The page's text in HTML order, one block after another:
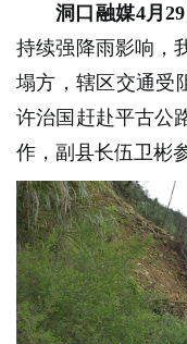
洞口融媒4月
持续强降雨影响，
塌方，辖区交通受
许治国赶赴平古公
作，副县长伍卫彬